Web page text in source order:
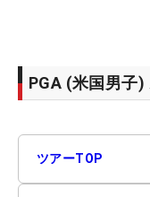
PGA (米国男子)
ツアーTOP